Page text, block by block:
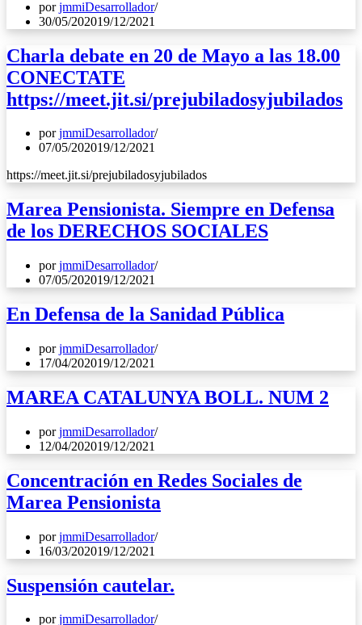
porjmmiDesarrollador
30/05/202019/12/2021
Charla debate en 20 de Mayo a las 18.00
CONECTATE
https://meet.jit.si/prejubiladosyjubilados
porjmmiDesarrollador
07/05/202019/12/2021
https://meet.jit.si/prejubiladosyjubilados
Marea Pensionista. Siempre en Defensa
de los DERECHOS SOCIALES
porjmmiDesarrollador
07/05/202019/12/2021
En Defensa de la Sanidad Pública
porjmmiDesarrollador
17/04/202019/12/2021
MAREA CATALUNYA BOLL. NUM 2
porjmmiDesarrollador
12/04/202019/12/2021
Concentración en Redes Sociales de
Marea Pensionista
porjmmiDesarrollador
16/03/202019/12/2021
Suspensión cautelar.
porjmmiDesarrollador